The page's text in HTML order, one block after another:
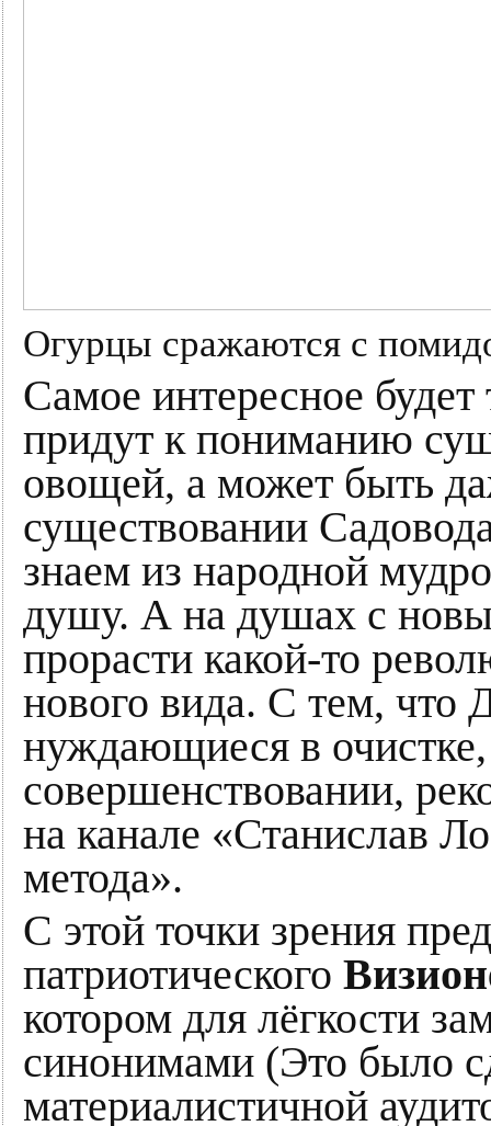
Огурцы сражаются с
Самое интересное
придут к пониманию
овощей, а может быть
существовании
знаем из народной
душу. А на душах с
прорасти какой-то
нового вида. С тем,
нуждающиеся в
совершенствовании,
на канале «Станислав
метода».
С этой точки зрения
патриотического
котором для лёгкости
синонимами (Это было
материалистичной